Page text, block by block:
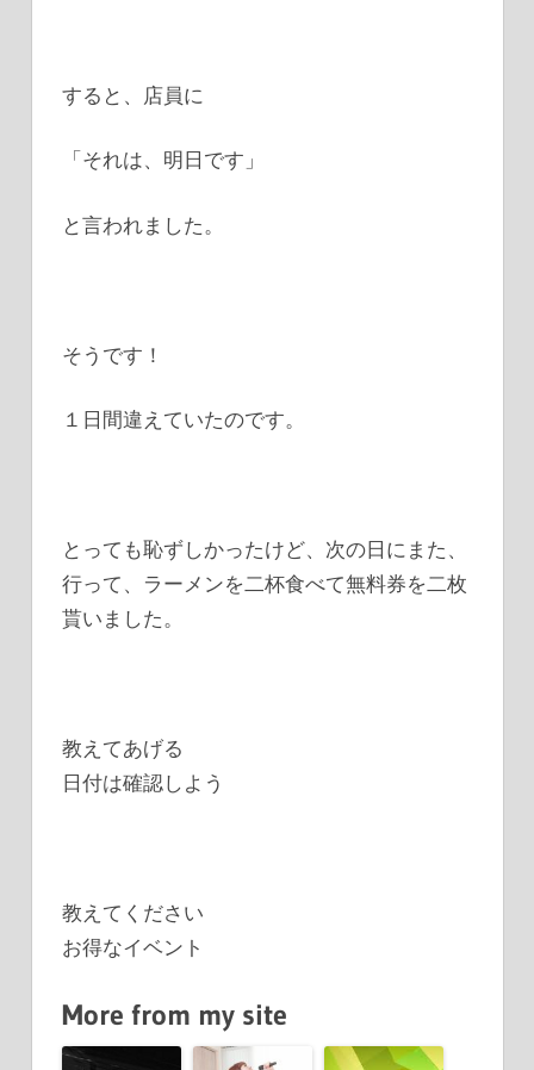
すると、店員に
「それは、明日です」
と言われました。
そうです！
１日間違えていたのです。
とっても恥ずしかったけど、次の日にまた、
行って、ラーメンを二杯食べて無料券を二枚
貰いました。
教えてあげる
日付は確認しよう
教えてください
お得なイベント
More from my site